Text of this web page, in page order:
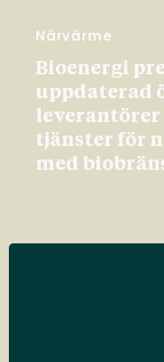
Närvärme
Bioenergi
uppdaterad
leverantörer
tjänster för
med